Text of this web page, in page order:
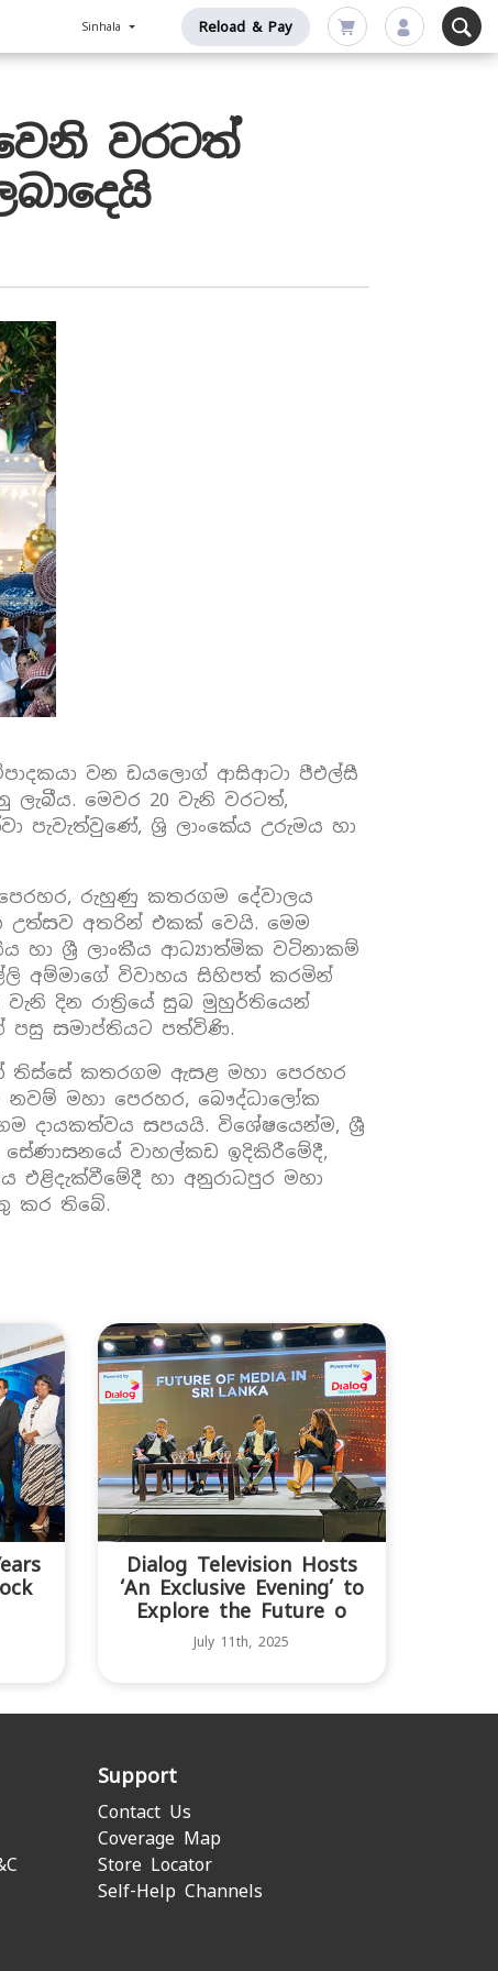
Sinhala Reload & Pay
වරටත්
වන ඩයලොග් ආසිආටා පීඑල්සී
මෙවර 20 වැනි වරටත්,
පැවැත්වුණේ, ශ්‍රි ලාංකේය උරුමය හා
රුහුණු කතරගම දේවාලය
උත්සව අතරින් එකක් වෙයි. මෙම
හා ශ්‍රී ලාංකීය ආධ්‍යාත්මික වටිනාකම්
අම්මාගේ විවාහය සිහිපත් කරමින්
දින රාත්‍රියේ සුබ මුහුර්තියෙන්
පසු සමාප්තියට පත්විණි.
තිස්සේ කතරගම ඇසළ මහා පෙරහර
නවම් මහා පෙරහර, බෞද්ධාලෝක
දායකත්වය සපයයි. විශේෂයෙන්ම, ශ්‍රී
වාහල්කඩ ඉදිකිරීමේදී,
හා අනුරාධපුර මහා
කර තිබේ.
Dialog Television Hosts
‘An Exclusive Evening’ to
Explore the Future o
July 11th, 2025
Support
Contact Us
Coverage Map
Store Locator
Self-Help Channels